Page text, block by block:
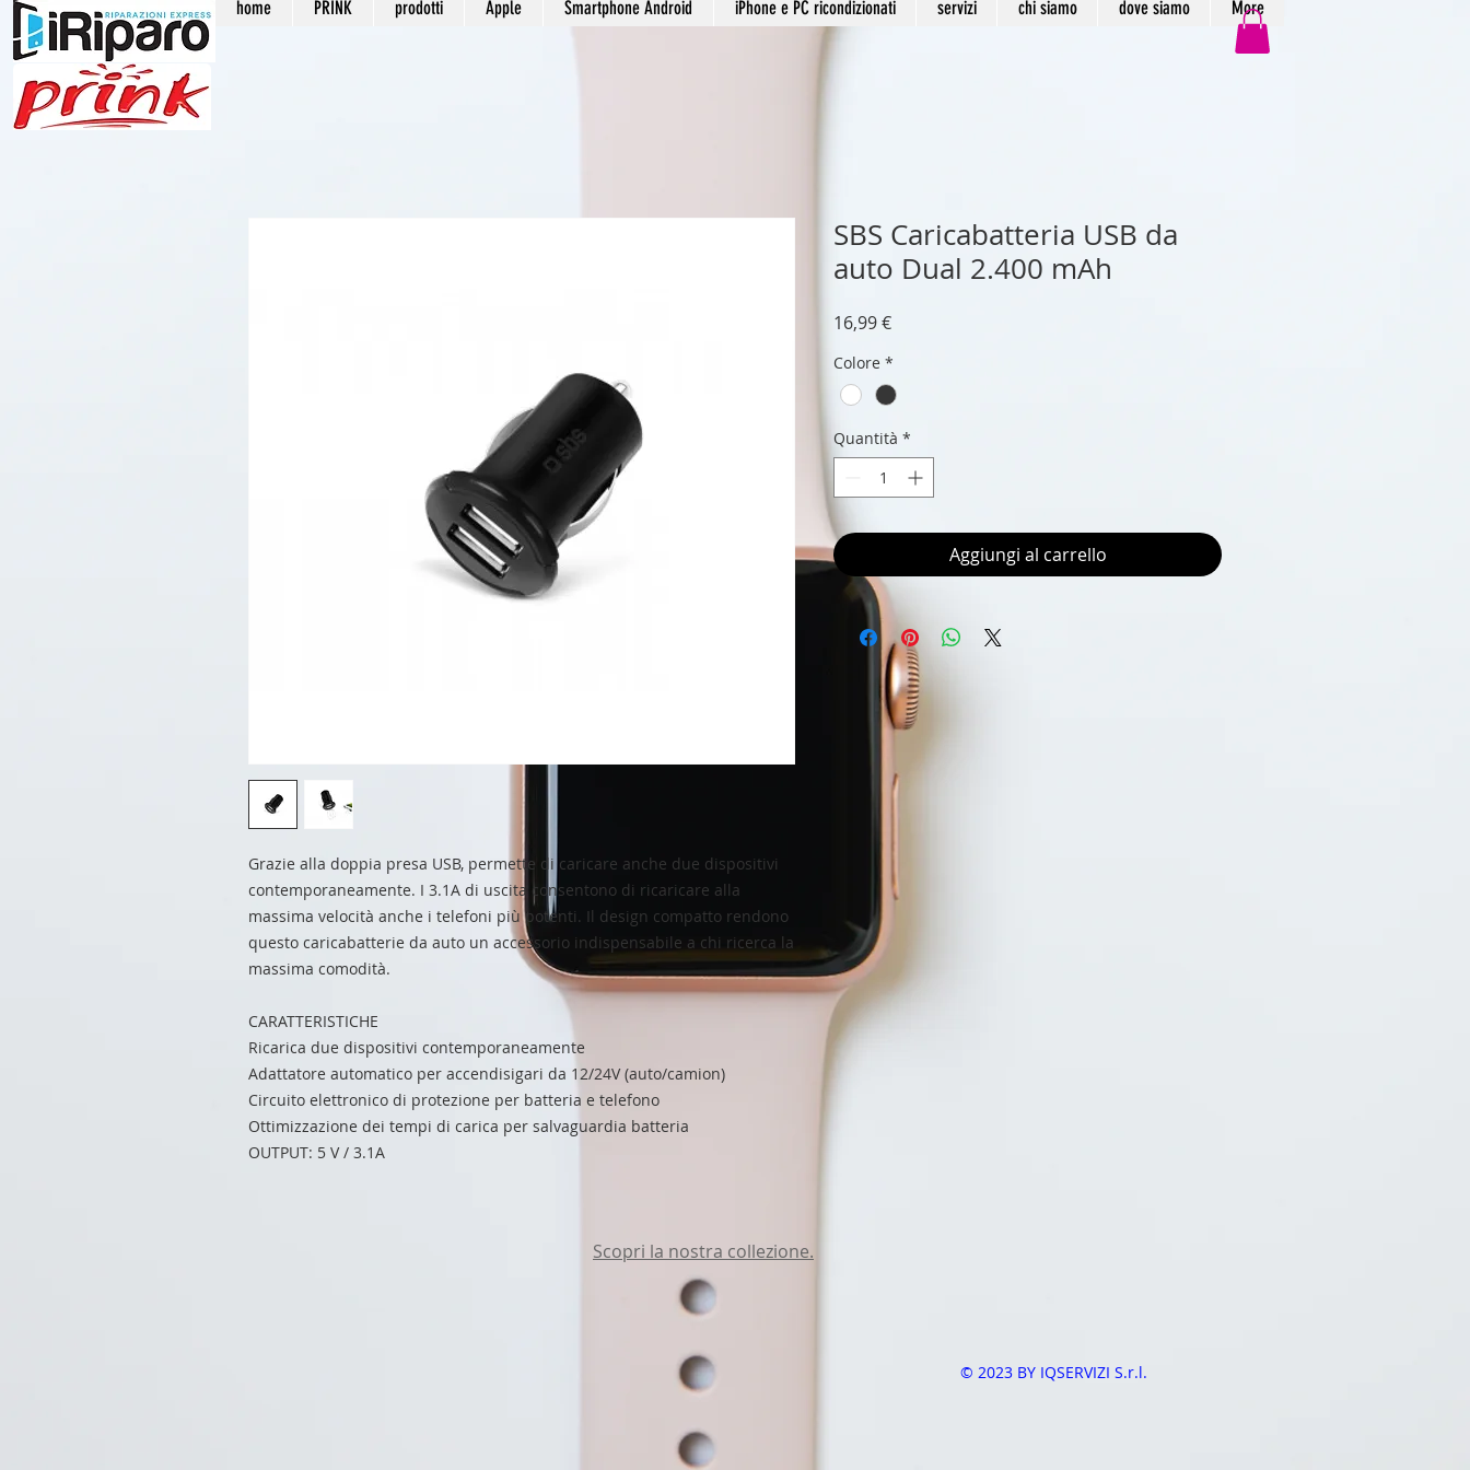
home PRINK prodotti Apple Smartphone Android iPhone e PC ricondizionati servizi chi siamo dove siamo More
Grazie alla doppia presa USB, permette di caricare anche due dispositivi
contemporaneamente. I 3.1A di uscita consentono di ricaricare alla
massima velocità anche i telefoni più potenti. Il design compatto rendono
questo caricabatterie da auto un accessorio indispensabile a chi ricerca la
massima comodità.
CARATTERISTICHE
Ricarica due dispositivi contemporaneamente
Adattatore automatico per accendisigari da 12/24V (auto/camion)
Circuito elettronico di protezione per batteria e telefono
Ottimizzazione dei tempi di carica per salvaguardia batteria
OUTPUT: 5 V / 3.1A
SBS Caricabatteria USB da
auto Dual 2.400 mAh
16,99 €Prezzo
Colore *
Quantità *
Aggiungi al carrello
Scopri la nostra collezione.
© 2023 BY IQSERVIZI S.r.l.